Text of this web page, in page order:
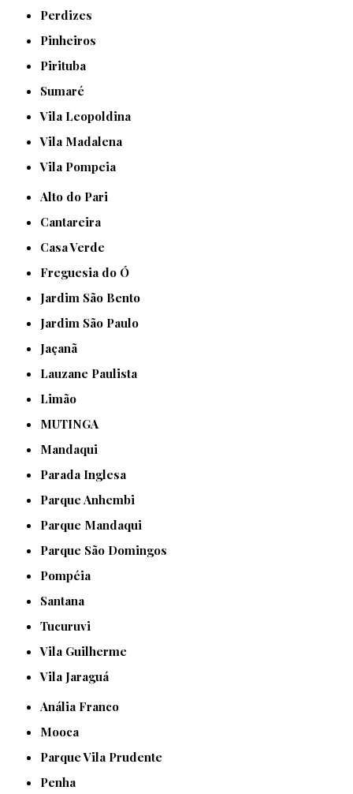
Perdizes
Pinheiros
Pirituba
Sumaré
Vila Leopoldina
Vila Madalena
Vila Pompeia
Alto do Pari
Cantareira
Casa Verde
Freguesia do Ó
Jardim São Bento
Jardim São Paulo
Jaçanã
Lauzane Paulista
Limão
MUTINGA
Mandaqui
Parada Inglesa
Parque Anhembi
Parque Mandaqui
Parque São Domingos
Pompéia
Santana
Tucuruvi
Vila Guilherme
Vila Jaraguá
Anália Franco
Mooca
Parque Vila Prudente
Penha